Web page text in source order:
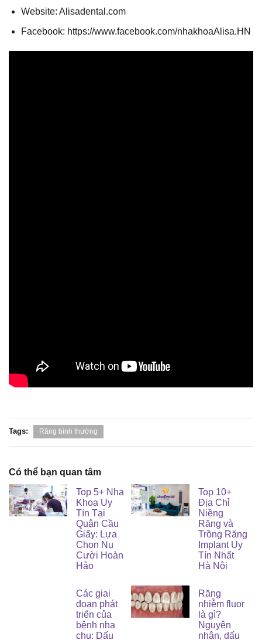
Website: Alisadental.com
Facebook: https://www.facebook.com/nhakhoaAlisa.HN
Tags: Răng bình thường
Có thể bạn quan tâm
Top 5+ Nha
Khoa Uy
Tín Tại
Quận Cầu
Giấy: Lựa
Chọn Nụ
Cười Hoàn
Hảo
Top 10+
Địa Chỉ
Niềng
Răng và
Trồng Răng
Implant Uy
Tín Nhất
Hà Nội
Các giai
đoạn phát
triển của
bệnh nha
chu: Dấu
Răng
nhiễm fluor
là gì?
Nguyên
nhân, dấu